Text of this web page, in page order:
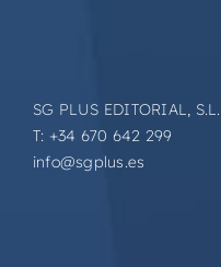
SG PLUS EDITORIAL, S.L.
T: +34 670 642 299
info@sgplus.es